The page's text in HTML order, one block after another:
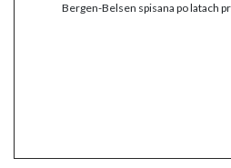
Bergen-Belsen spisana po latach